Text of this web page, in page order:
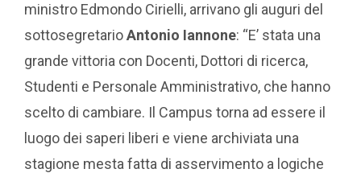
ministro Edmondo Cirielli, arrivano gli auguri del
sottosegretarioAntonio Iannone: “E’ stata una
grande vittoria con Docenti, Dottori di ricerca,
Studenti e Personale Amministrativo, che hanno
scelto di cambiare. Il Campus torna ad essere il
luogo dei saperi liberi e viene archiviata una
stagione mesta fatta di asservimento a logiche